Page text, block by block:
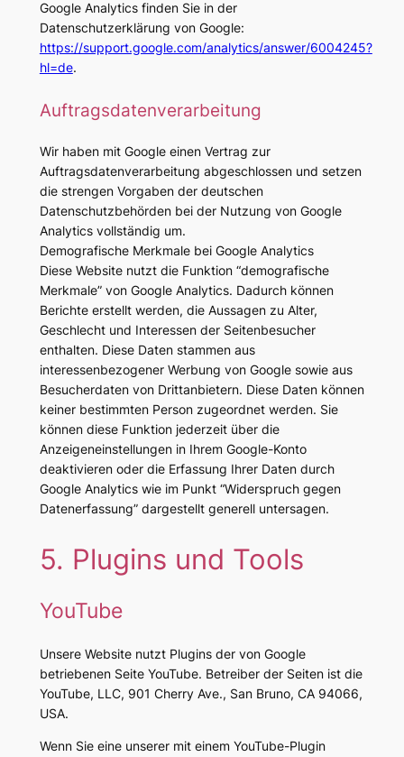
Google Analytics finden Sie in der
Datenschutzerklärung von Google:
https://support.google.com/analytics/answer/6004245?
hl=de.
Auftragsdatenverarbeitung
Wir haben mit Google einen Vertrag zur
Auftragsdatenverarbeitung abgeschlossen und setzen
die strengen Vorgaben der deutschen
Datenschutzbehörden bei der Nutzung von Google
Analytics vollständig um.
Demografische Merkmale bei Google Analytics
Diese Website nutzt die Funktion “demografische
Merkmale” von Google Analytics. Dadurch können
Berichte erstellt werden, die Aussagen zu Alter,
Geschlecht und Interessen der Seitenbesucher
enthalten. Diese Daten stammen aus
interessenbezogener Werbung von Google sowie aus
Besucherdaten von Drittanbietern. Diese Daten können
keiner bestimmten Person zugeordnet werden. Sie
können diese Funktion jederzeit über die
Anzeigeneinstellungen in Ihrem Google-Konto
deaktivieren oder die Erfassung Ihrer Daten durch
Google Analytics wie im Punkt “Widerspruch gegen
Datenerfassung” dargestellt generell untersagen.
5. Plugins und Tools
YouTube
Unsere Website nutzt Plugins der von Google
betriebenen Seite YouTube. Betreiber der Seiten ist die
YouTube, LLC, 901 Cherry Ave., San Bruno, CA 94066,
USA.
Wenn Sie eine unserer mit einem YouTube-Plugin